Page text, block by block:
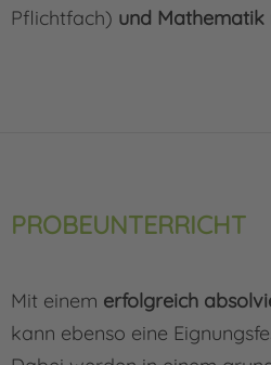
Pflichtfach) und Mathematik
PROBEUNTERRICHT
Mit einem erfolgreich
kann ebenso eine